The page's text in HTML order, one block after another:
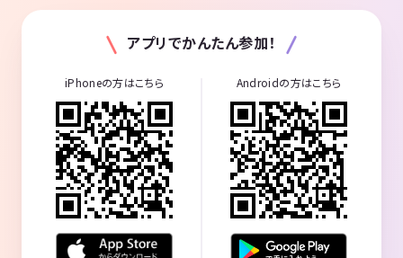
アプリでかんたん参加！
iPhoneの方はこちら Androidの方はこちら